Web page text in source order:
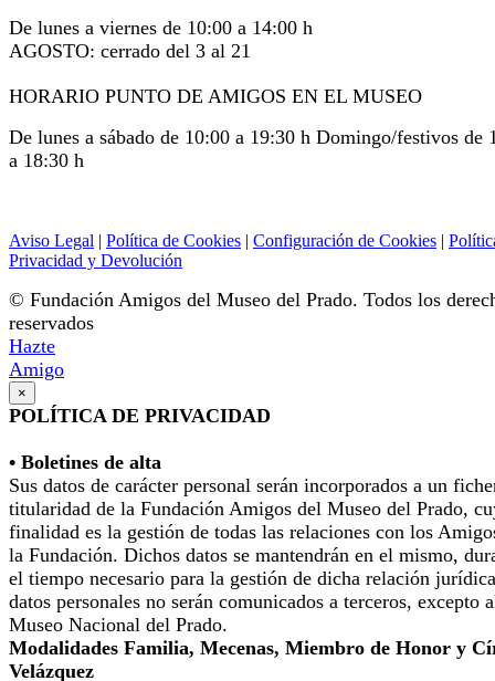
De lunes a viernes de 10:00 a 14:00 h
AGOSTO: cerrado del 3 al 21
HORARIO PUNTO DE AMIGOS EN EL MUSEO
De lunes a sábado de 10:00 a 19:30 h Domingo/festivos de
a 18:30 h
Aviso Legal | Política de Cookies | Configuración de Cookies |
Privacidad y Devolución
© Fundación Amigos del Museo del Prado. Todos los
reservados
Hazte
Amigo
×
POLÍTICA DE PRIVACIDAD
• Boletines de alta
Sus datos de carácter personal serán incorporados a un
titularidad de la Fundación Amigos del Museo del Prado,
finalidad es la gestión de todas las relaciones con los
la Fundación. Dichos datos se mantendrán en el mismo,
el tiempo necesario para la gestión de dicha relación
datos personales no serán comunicados a terceros, excepto
Museo Nacional del Prado.
Modalidades Familia, Mecenas, Miembro de Honor y
Velázquez